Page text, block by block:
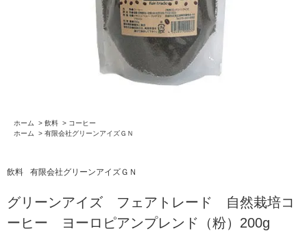
ホーム > 飲料 > コーヒー
ホーム
> 有限会社グリーンアイズＧＮ
飲料 有限会社グリーンアイズＧＮ
グリーンアイズ フェアトレード 自然栽培コ
ーヒー ヨーロピアンプレンド（粉）200g